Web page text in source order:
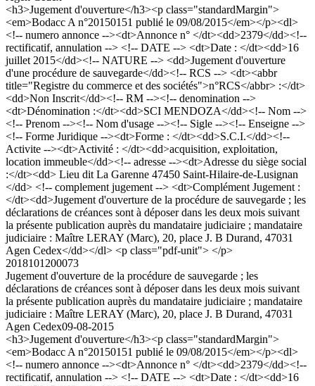
<h3>Jugement d'ouverture</h3><p class="standardMargin">
<em>Bodacc A n°20150151 publié le 09/08/2015</em></p><dl>
<!-- numero annonce --><dt>Annonce n° </dt><dd>2379</dd><!--
rectificatif, annulation --> <!-- DATE --> <dt>Date : </dt><dd>16
juillet 2015</dd><!-- NATURE --> <dd>Jugement d'ouverture
d'une procédure de sauvegarde</dd><!-- RCS --> <dt><abbr
title="Registre du commerce et des sociétés">n°RCS</abbr> :</dt>
<dd>Non Inscrit</dd><!-- RM --><!-- denomination -->
<dt>Dénomination :</dt><dd>SCI MENDOZA</dd><!-- Nom -->
<!-- Prenom --><!-- Nom d'usage --><!-- Sigle --><!-- Enseigne -->
<!-- Forme Juridique --><dt>Forme : </dt><dd>S.C.I.</dd><!--
Activite --><dt>Activité : </dt><dd>acquisition, exploitation,
location immeuble</dd><!-- adresse --><dt>Adresse du siège social
:</dt><dd> Lieu dit La Garenne 47450 Saint-Hilaire-de-Lusignan
</dd> <!-- complement jugement --> <dt>Complément Jugement :
</dt><dd>Jugement d'ouverture de la procédure de sauvegarde ; les
déclarations de créances sont à déposer dans les deux mois suivant
la présente publication auprès du mandataire judiciaire ; mandataire
judiciaire : Maître LERAY (Marc), 20, place J. B Durand, 47031
Agen Cedex</dd></dl> <p class="pdf-unit"> </p>
2018101200073
Jugement d'ouverture de la procédure de sauvegarde ; les
déclarations de créances sont à déposer dans les deux mois suivant
la présente publication auprès du mandataire judiciaire ; mandataire
judiciaire : Maître LERAY (Marc), 20, place J. B Durand, 47031
Agen Cedex09-08-2015
<h3>Jugement d'ouverture</h3><p class="standardMargin">
<em>Bodacc A n°20150151 publié le 09/08/2015</em></p><dl>
<!-- numero annonce --><dt>Annonce n° </dt><dd>2379</dd><!--
rectificatif, annulation --> <!-- DATE --> <dt>Date : </dt><dd>16